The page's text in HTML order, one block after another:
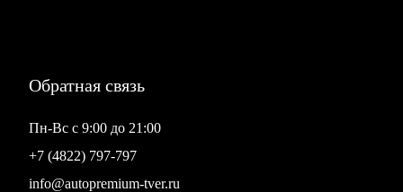
Обратная связь
Пн-Вс с 9:00 до 21:00
+7 (4822) 797-797
info@autopremium-tver.ru